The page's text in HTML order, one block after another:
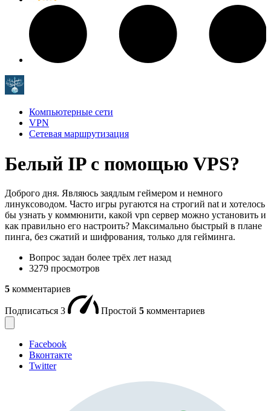
Компьютерные сети
VPN
Сетевая маршрутизация
Белый IP с помощью VPS?
Доброго дня. Являюсь заядлым геймером и немного
линуксоводом. Часто игры ругаются на строгий nat и хотелось
бы узнать у коммюнити, какой vpn сервер можно установить и
как правильно его настроить? Максимально быстрый в плане
пинга, без сжатий и шифрования, только для гейминга.
Вопрос задан более трёх лет назад
3279 просмотров
5 комментариев
Подписаться 3 Простой 5 комментариев
Facebook
Вконтакте
Twitter